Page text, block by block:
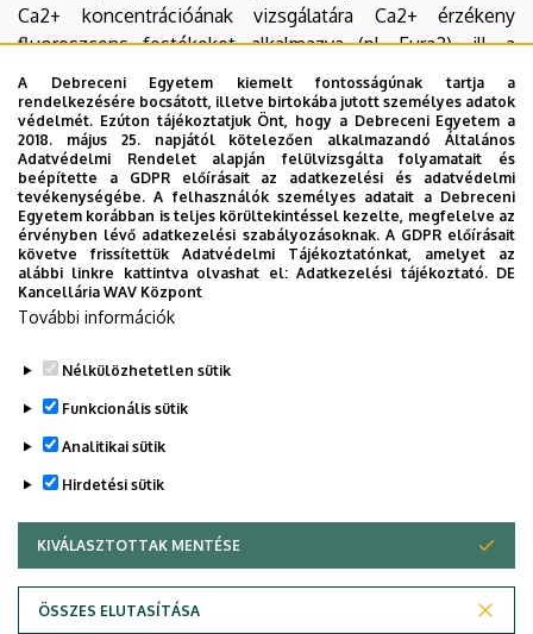
Ca2+ koncentrációának vizsgálatára Ca2+ érzékeny
fluoreszcens festékeket alkalmazva (pl. Fura2), ill. a
Ca2+ koncentrációváltozások és az elektrofiziológiai
paraméterek egyidejű jellemzésére.
Legutóbbi frissítés: 2023. 08. 30. 09:40
Adatvédelem
A Debreceni Egyetem kiemelt fontosságúnak tartja a
rendelkezésére bocsátott, illetve birtokába jutott személyes adatok
védelmét. Ezúton tájékoztatjuk Önt, hogy a Debreceni Egyetem a
2018. május 25. napjától kötelezően alkalmazandó Általános
Adatvédelmi Rendelet alapján felülvizsgálta folyamatait és
beépítette a GDPR előírásait az adatkezelési és adatvédelmi
tevékenységébe. A felhasználók személyes adatait a Debreceni
Egyetem korábban is teljes körültekintéssel kezelte, megfelelve az
érvényben lévő adatkezelési szabályozásoknak. A GDPR előírásait
követve frissítettük Adatvédelmi Tájékoztatónkat, amelyet az
alábbi linkre kattintva olvashat el:Adatkezelési tájékoztató. DE
Kancellária WAV Központ
További információk
Nélkülözhetetlen sütik
Funkcionális sütik
Analitikai sütik
Hirdetési sütik
KIVÁLASZTOTTAK MENTÉSE
ÖSSZES ELUTASÍTÁSA
WITHDRAW CONSENT